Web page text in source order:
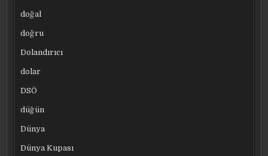
doğal
doğru
Dolandırıcı
dolar
DSÖ
düğün
Dünya
Dünya Kupası